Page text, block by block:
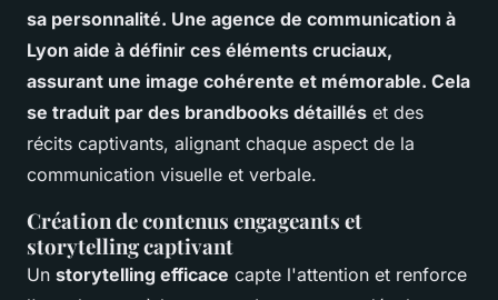
sa personnalité. Une agence de communication à
Lyon aide à définir ces éléments cruciaux,
assurant une image cohérente et mémorable. Cela
se traduit par des brandbooks détaillés et des
récits captivants, alignant chaque aspect de la
communication visuelle et verbale.
Création de contenus engageants et
storytelling captivant
Un storytelling efficace capte l'attention et renforce